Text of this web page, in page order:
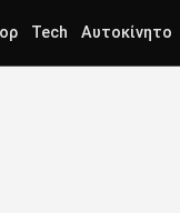
Tech Αυτοκίνητο